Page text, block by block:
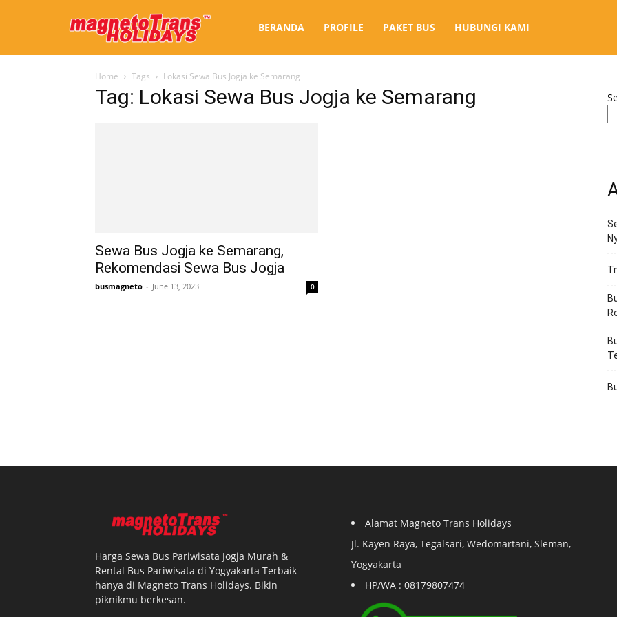
Bus
BERANDA PROFILE PAKET BUS HUBUNGI KAMI
Home Tags Lokasi Sewa Bus Jogja ke Semarang
Tag: Lokasi Sewa Bus Jogja ke Semarang
Sewa Bus Jogja ke Semarang,
Rekomendasi Sewa Bus Jogja
busmagneto - June 13, 2023 0
Harga Sewa Bus Pariwisata Jogja Murah &
Rental Bus Pariwisata di Yogyakarta Terbaik
hanya di Magneto Trans Holidays. Bikin
piknikmu berkesan.
Alamat Magneto Trans Holidays
Jl. Kayen Raya, Tegalsari, Wedomartani, Sleman,
Yogyakarta
HP/WA : 08179807474